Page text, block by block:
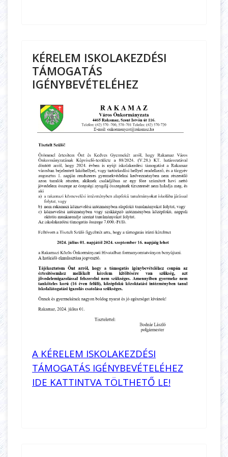
KÉRELEM ISKOLAKEZDÉSI
TÁMOGATÁS
IGÉNYBEVÉTELÉHEZ
A KÉRELEM ISKOLAKEZDÉSI
TÁMOGATÁS IGÉNYBEVÉTELÉHEZ
IDE KATTINTVA TÖLTHETŐ LE!